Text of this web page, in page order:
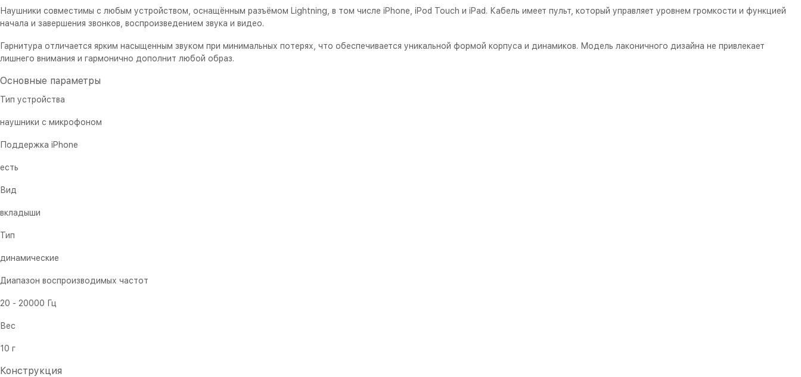
Наушники совместимы с любым устройством, оснащённым разъёмом Lightning, в том числе iPhone, iPod Touch и iPad. Кабель имеет пульт, который управляет уровнем громкости и функцией
начала и завершения звонков, воспроизведением звука и видео.
Гарнитура отличается ярким насыщенным звуком при минимальных потерях, что обеспечивается уникальной формой корпуса и динамиков. Модель лаконичного дизайна не привлекает
лишнего внимания и гармонично дополнит любой образ.
Основные параметры
Тип устройства
наушники с микрофоном
Поддержка iPhone
есть
Вид
вкладыши
Тип
динамические
Диапазон воспроизводимых частот
20 - 20000 Гц
Вес
10 г
Конструкция